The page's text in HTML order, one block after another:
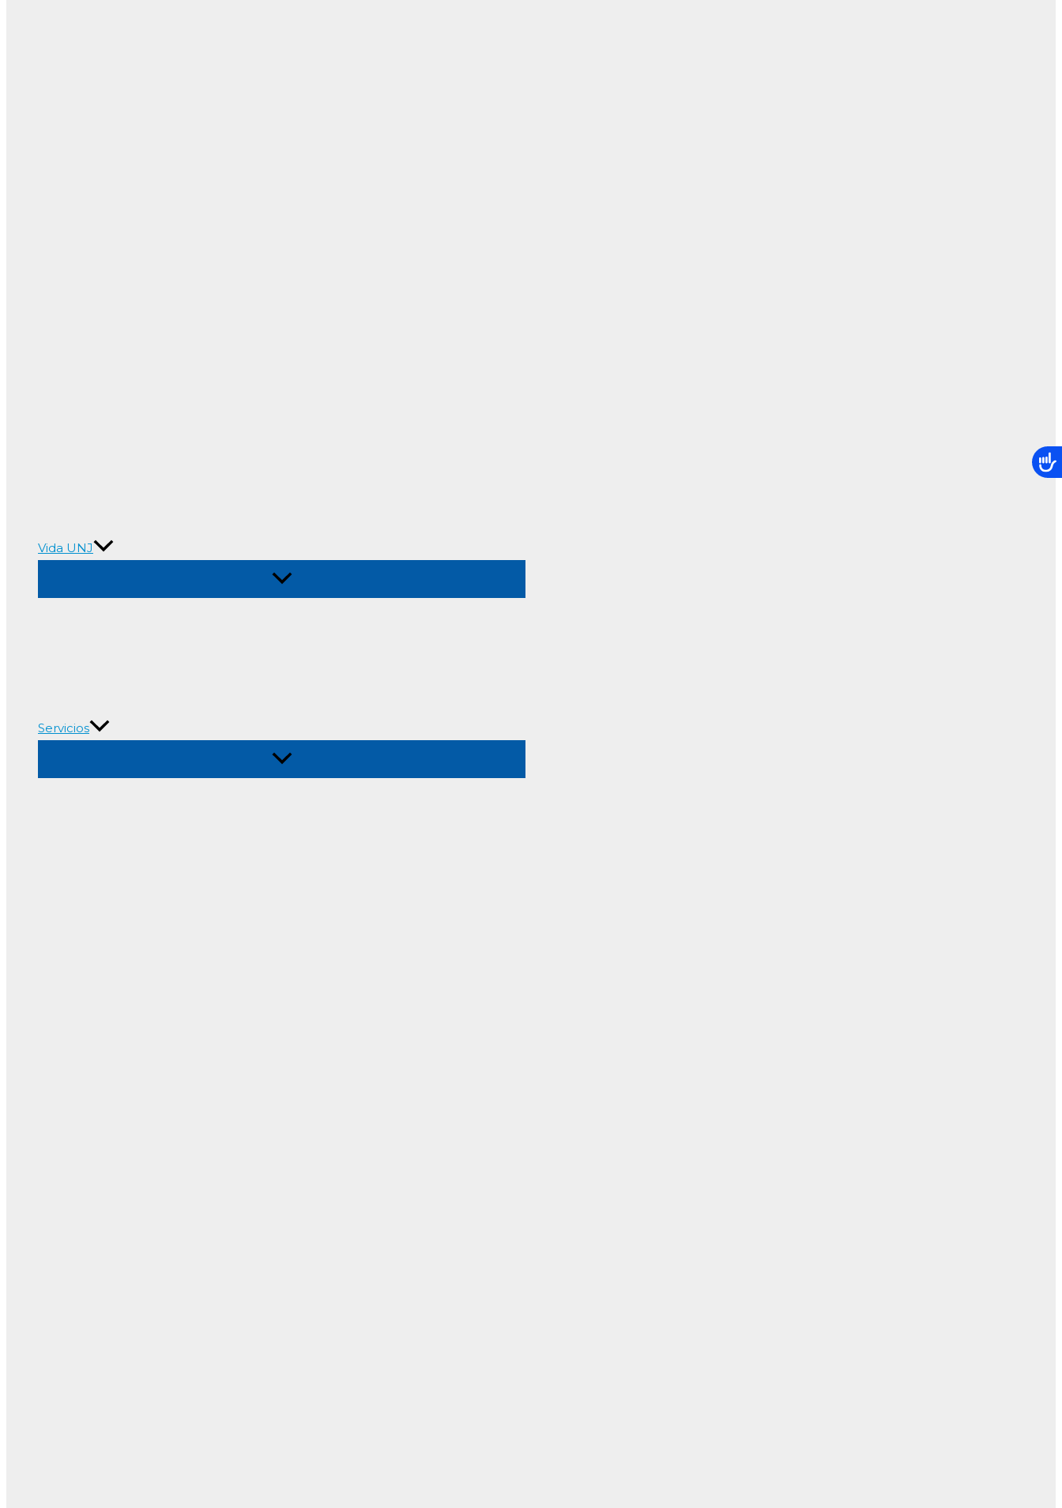
Vida UNJ
Alternar
Servicios
Alternar